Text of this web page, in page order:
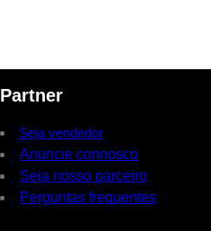
Partner
Seja vendedor
Anuncie connosco
Seja nosso parceiro
Perguntas frequentes